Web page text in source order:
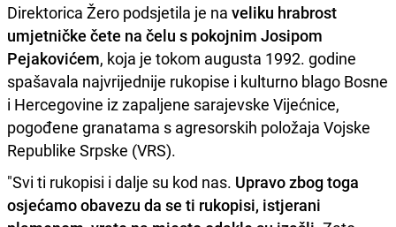
Direktorica Žero podsjetila je na veliku hrabrost
umjetničke čete na čelu s pokojnim Josipom
Pejakovićem, koja je tokom augusta 1992. godine
spašavala najvrijednije rukopise i kulturno blago Bosne
i Hercegovine iz zapaljene sarajevske Vijećnice,
pogođene granatama s agresorskih položaja Vojske
Republike Srpske (VRS).
"Svi ti rukopisi i dalje su kod nas. Upravo zbog toga
osjećamo obavezu da se ti rukopisi, istjerani